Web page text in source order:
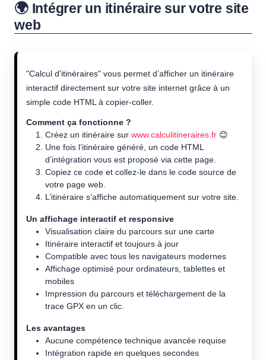
🌍 Intégrer un itinéraire sur votre site
web
"Calcul d'itinéraires" vous permet d’afficher un itinéraire
interactif directement sur votre site internet grâce à un
simple code HTML à copier-coller.
Comment ça fonctionne ?
Créez un itinéraire sur www.calculitineraires.fr 😊
Une fois l’itinéraire généré, un code HTML
d’intégration vous est proposé via cette page.
Copiez ce code et collez-le dans le code source de
votre page web.
L’itinéraire s’affiche automatiquement sur votre site.
Un affichage interactif et responsive
Visualisation claire du parcours sur une carte
Itinéraire interactif et toujours à jour
Compatible avec tous les navigateurs modernes
Affichage optimisé pour ordinateurs, tablettes et
mobiles
Impression du parcours et téléchargement de la
trace GPX en un clic.
Les avantages
Aucune compétence technique avancée requise
Intégration rapide en quelques secondes